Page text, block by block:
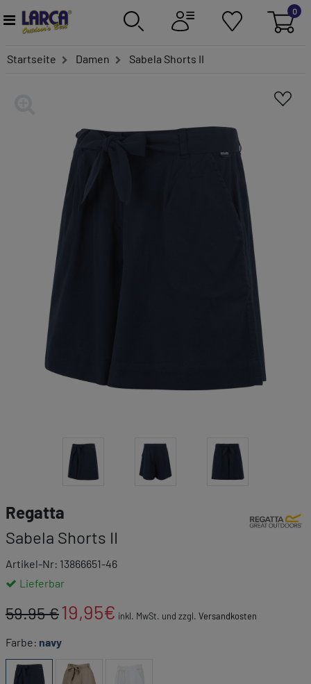
0
Startseite Damen Sabela Shorts II
Regatta
Sabela Shorts II
Artikel-Nr: 13866651-46
Lieferbar
59.95 €19,95€ inkl. MwSt. und zzgl. Versandkosten
Farbe: navy